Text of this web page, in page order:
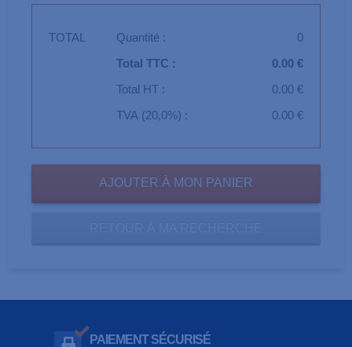
TOTAL Quantité :
0
Total TTC :
0.00 €
Total HT :
0.00 €
TVA (20,0%) :
0.00 €
PAIEMENT SÉCURISÉ